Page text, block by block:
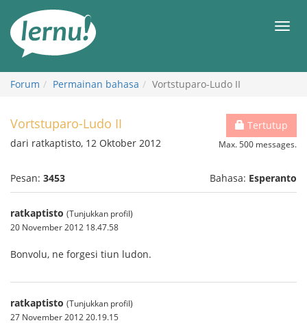
daftar
Forum Permainan bahasa Vortstuparo-Ludo II
Tertutup
Max. 500 messages.
Vortstuparo-Ludo II
dari ratkaptisto, 12 Oktober 2012
Pesan: 3453 Bahasa: Esperanto
ratkaptisto (Tunjukkan profil)
20 November 2012 18.47.58
Bonvolu, ne forgesi tiun ludon.
ratkaptisto (Tunjukkan profil)
27 November 2012 20.19.15